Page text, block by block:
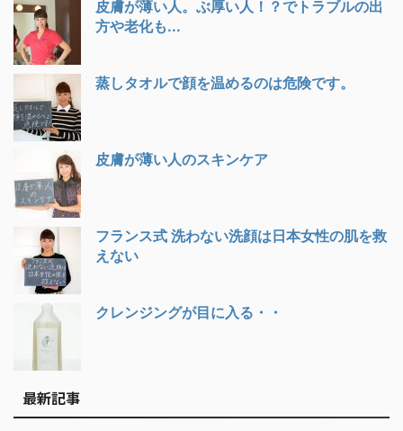
皮膚が薄い人。ぶ厚い人！？でトラブルの出
方や老化も...
蒸しタオルで顔を温めるのは危険です。
皮膚が薄い人のスキンケア
フランス式 洗わない洗顔は日本女性の肌を救
えない
クレンジングが目に入る・・
最新記事